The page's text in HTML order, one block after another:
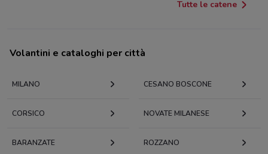
Tutte le catene
Volantini e cataloghi per città
MILANO CESANO BOSCONE
CORSICO NOVATE MILANESE
BARANZATE ROZZANO